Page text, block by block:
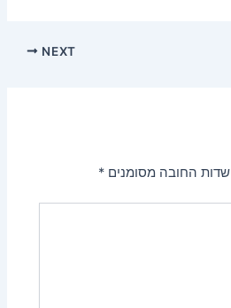
NEXT
שדות החובה מסומנים*